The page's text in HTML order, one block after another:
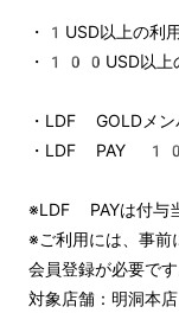
・1USD以上の利
・100USD以上
・LDF GOLDメン
・LDF PAY
※LDF PAYは付与
※ご利用には、事前
会員登録が必要です
対象店舗：明洞本